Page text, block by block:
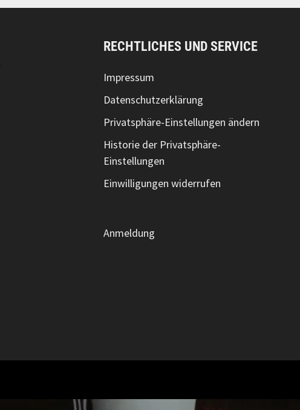
RECHTLICHES UND SERVICE
Impressum
Datenschutzerklärung
Privatsphäre-Einstellungen ändern
Historie der Privatsphäre-
Einstellungen
Einwilligungen widerrufen
Anmeldung